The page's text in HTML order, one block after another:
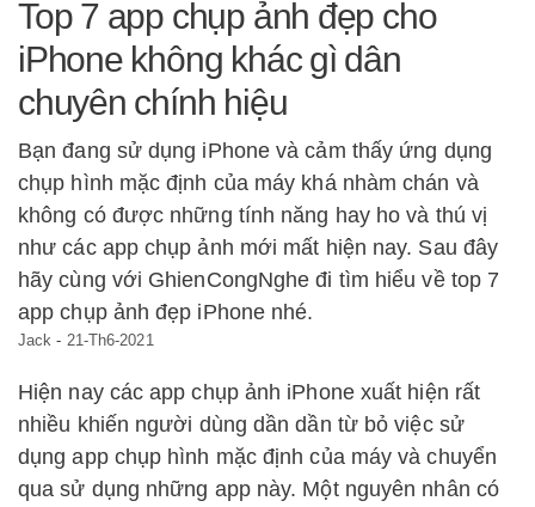
Top 7 app chụp ảnh đẹp cho
iPhone không khác gì dân
chuyên chính hiệu
Bạn đang sử dụng iPhone và cảm thấy ứng dụng
chụp hình mặc định của máy khá nhàm chán và
không có được những tính năng hay ho và thú vị
như các app chụp ảnh mới mất hiện nay. Sau đây
hãy cùng với GhienCongNghe đi tìm hiểu về top 7
app chụp ảnh đẹp iPhone nhé.
Jack - 21-Th6-2021
Hiện nay các app chụp ảnh iPhone xuất hiện rất
nhiều khiến người dùng dần dần từ bỏ việc sử
dụng app chụp hình mặc định của máy và chuyển
qua sử dụng những app này. Một nguyên nhân có